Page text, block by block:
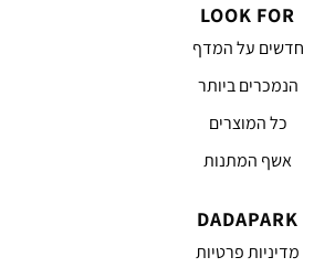
LOOK FOR
חדשים על המדף
הנמכרים ביותר
כל המוצרים
אשף המתנות
DADAPARK
מדיניות פרטיות